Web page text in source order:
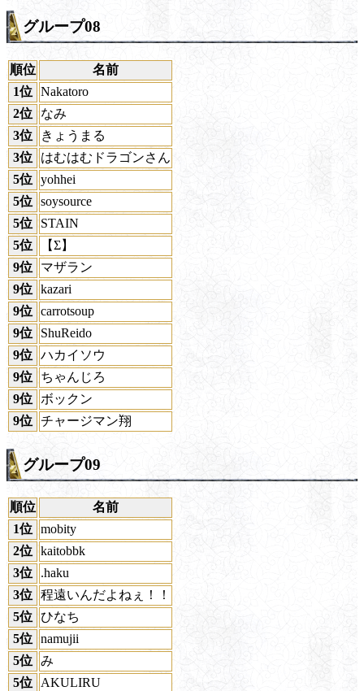
グループ08
順位
名前
1位 Nakatoro
2位
なみ
3位
きょうまる
3位
はむはむドラゴンさん
5位 yohhei
5位 soysource
5位
STAIN
5位
【Σ】
9位
マザラン
9位 kazari
9位 carrotsoup
9位
ShuReido
9位 ハカイソウ
9位
ちゃんじろ
9位
ボックン
9位 チャージマン翔
グループ09
順位
名前
1位 mobity
2位 kaitobbk
3位
.haku
3位 程遠いんだよねぇ！！
5位 ひなち
5位 namujii
5位 み
5位
AKULIRU